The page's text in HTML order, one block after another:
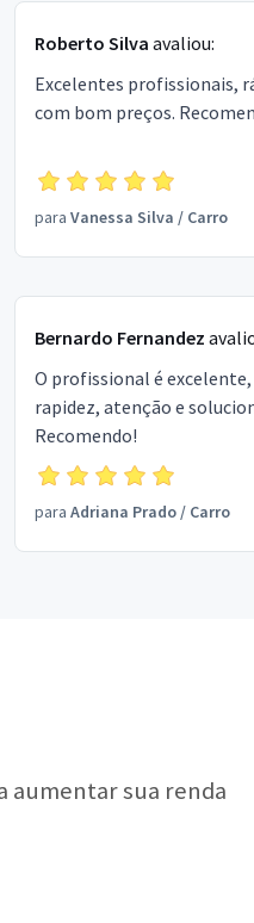
Roberto Silva avaliou:
Excelentes profissionais,
com bom preços.
para Vanessa Silva / Carro
Bernardo Fernandez
O profissional é
rapidez, atenção e
Recomendo!
para Adriana Prado/ Carro
aumentar sua renda